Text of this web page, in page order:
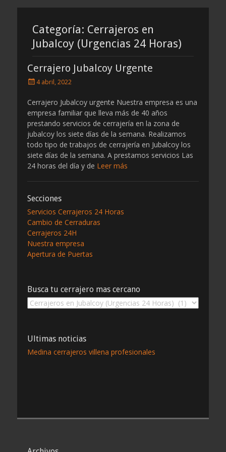
por
por
Categoría: Cerrajeros en
Jubalcoy (Urgencias 24 Horas)
Cerrajero Jubalcoy Urgente
Publicado
4 abril, 2022
Cerrajero Jubalcoy urgente Nuestra empresa es una
empresa familiar que lleva más de 40 años
prestando servicios de cerrajería en la zona de
jubalcoy los siete días de la semana. Realizamos
todo tipo de trabajos de cerrajería en Jubalcoy los
siete días de la semana. A prestamos servicios Las
24 horas del día y de Leer más
Secciones
Servicios Cerrajeros 24 Horas
Cambio de Cerraduras
Cerrajeros 24H
Nuestra empresa
Apertura de Puertas
Busca tu cerrajero mas cercano
Busca
mas
cercano
Ultimas noticias
Medina cerrajeros villena profesionales